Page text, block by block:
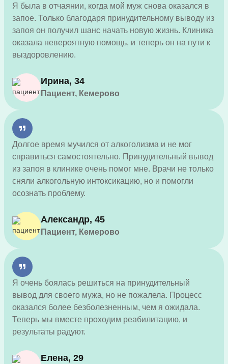
Я была в отчаянии, когда мой муж снова оказался в
запое. Только благодаря принудительному выводу из
запоя он получил шанс начать новую жизнь. Клиника
оказала невероятную помощь, и теперь он на пути к
выздоровлению.
Ирина, 34
Пациент, Кемерово
Долгое время мучился от алкоголизма и не мог
справиться самостоятельно. Принудительный вывод
из запоя в клинике очень помог мне. Врачи не только
сняли алкогольную интоксикацию, но и помогли
осознать проблему.
Александр, 45
Пациент, Кемерово
Я очень боялась решиться на принудительный
вывод для своего мужа, но не пожалела. Процесс
оказался более безболезненным, чем я ожидала.
Теперь мы вместе проходим реабилитацию, и
результаты радуют.
Елена, 29